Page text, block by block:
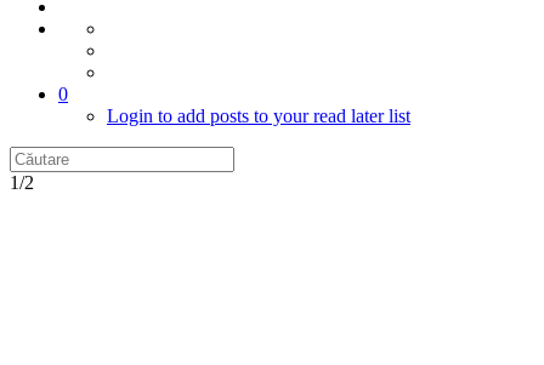
0
Login to add posts to your read later list
1/2